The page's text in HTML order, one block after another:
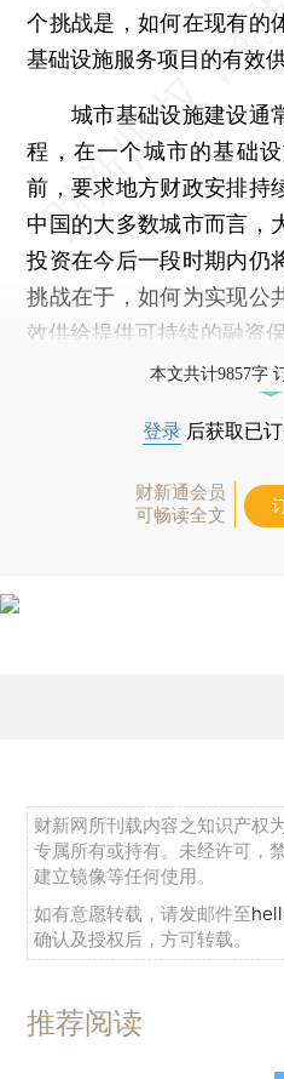
个挑战是，如何在现有的
基础设施服务项目的有效供
城市基础设施建设通
程，在一个城市的基础
前，要求地方财政安排持
中国的大多数城市而言，
投资在今后一段时期内仍
挑战在于，如何为实现公
效供给提供可持续的融资保
本文共计9857字
登录 后获取已
财新通会员
可畅读全文
财新网所刊载内容之知识产权
专属所有或持有。未经许可，
建立镜像等任何使用。
如有意愿转载，请发邮件至
确认及授权后，方可转载。
推荐阅读